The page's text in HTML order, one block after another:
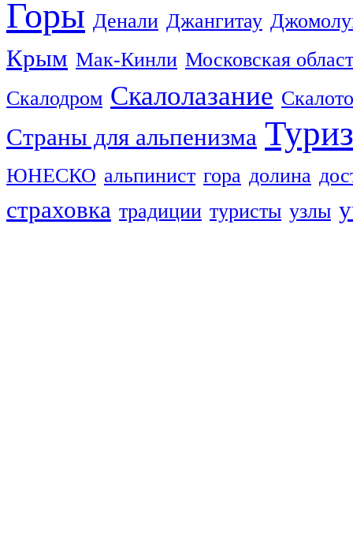
Горы Денали Джангитау
Крым Мак-Кинли Московская
Скалодром Скалолазание
Страны для альпенизма
ЮНЕСКО альпинист гора долина
страховка традиции туристы узлы